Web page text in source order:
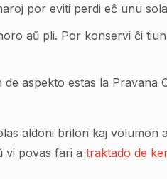
por eviti perdi eĉ unu
aŭ pli. Por konservi ĉi
aspekto estas la Pravana
aldoni brilon kaj
vi povas fari atraktado de